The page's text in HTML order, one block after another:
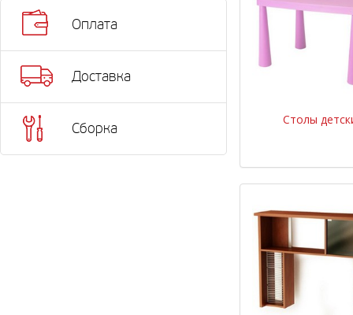
Оплата
Доставка
Сборка
Столы